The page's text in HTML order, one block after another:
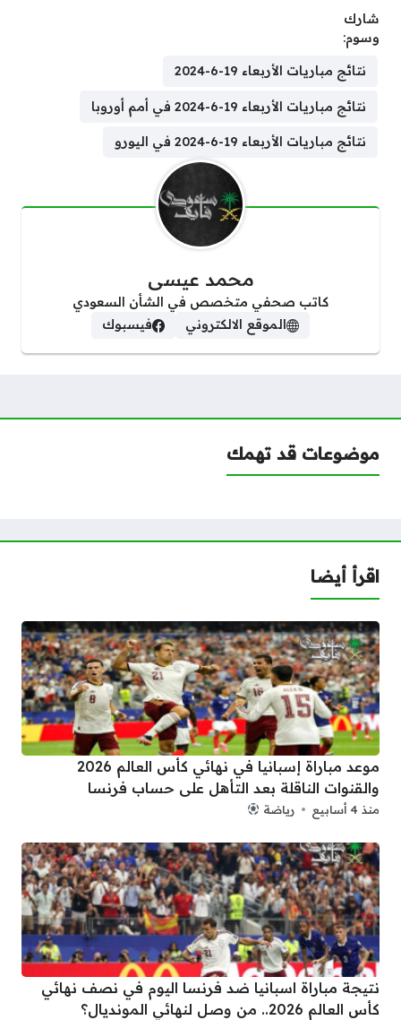
شارك
وسوم:
نتائج مباريات الأربعاء 19-6-2024
نتائج مباريات الأربعاء 19-6-2024 في أمم أوروبا
نتائج مباريات الأربعاء 19-6-2024 في اليورو
محمد عيسى
كاتب صحفي متخصص في الشأن السعودي
الموقع الالكتروني
فيسبوك
موضوعات قد تهمك
اقرأ أيضا
موعد مباراة إسبانيا في نهائي كأس العالم 2026
والقنوات الناقلة بعد التأهل على حساب فرنسا
منذ 4 أسابيع رياضة
نتيجة مباراة اسبانيا ضد فرنسا اليوم في نصف نهائي
كأس العالم 2026.. من وصل لنهائي المونديال؟